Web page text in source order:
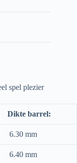
spel plezier
Dikte barrel:
6.30 mm
6.40 mm